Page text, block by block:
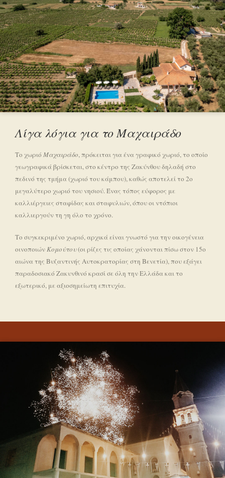
Λίγα λόγια για το Μαχαιράδο
Το χωριό Μαχαιράδο, πρόκειται για ένα γραφικό χωριό, το οποίο
γεωγραφικά βρίσκεται, στο κέντρο της Ζακύνθου δηλαδή στο
πεδινό της τμήμα (χωριό του κάμπου), καθώς αποτελεί το 2ο
μεγαλύτερο χωριό του νησιού. Ένας τόπος εύφορος με
καλλιέργειες σταφίδας και σταφυλιών, όπου οι ντόπιοι
καλλιεργούν τη γη όλο το χρόνο.
Το συγκεκριμένο χωριό, αρχικά είναι γνωστό για την οικογένεια
οινοποιώνΚομούτου(οι ρίζες τις οποίας χάνονται πίσω στον 15ο
αιώνα της Βυζαντινής Αυτοκρατορίας στη Βενετία), που εξάγει
παραδοσιακό Ζακυνθινό κρασί σε όλη την Ελλάδα και το
εξωτερικό, με αξιοσημείωτη επιτυχία.